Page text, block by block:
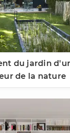
du jardin
de la nature